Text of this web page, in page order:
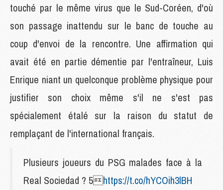
touché par le même virus que le Sud-Coréen, d'où
son passage inattendu sur le banc de touche au
coup d'envoi de la rencontre. Une affirmation qui
avait été en partie démentie par l'entraîneur, Luis
Enrique niant un quelconque problème physique pour
justifier son choix même s'il ne s'est pas
spécialement étalé sur la raison du statut de
remplaçant de l'international français.
Plusieurs joueurs du PSG malades face à la
Real Sociedad ? 5https://t.co/hYCOih3lBH